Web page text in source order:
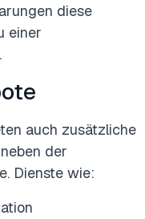
diese
einer
auch zusätzliche
der
Dienste wie: